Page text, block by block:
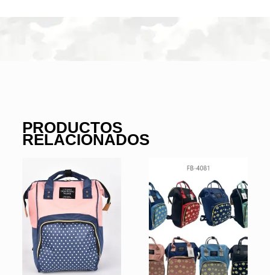
PRODUCTOS
RELACIONADOS